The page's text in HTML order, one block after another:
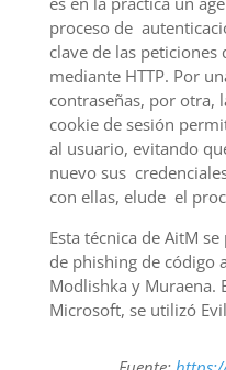
proceso de
clave de las peticiones
mediante HTTP. Por
contraseñas, por otra,
cookie de sesión
al usuario, evitando
nuevo sus
con ellas, elude el
Esta técnica de AitM
de phishing de código
Modlishka y Muraena.
Microsoft, se utilizó